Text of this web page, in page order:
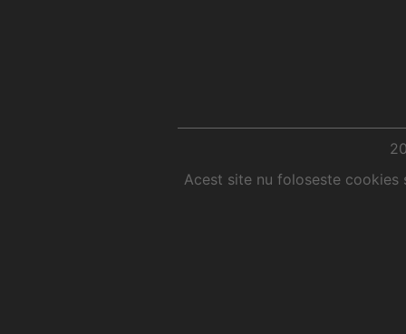
Acest site nu foloseste cookies